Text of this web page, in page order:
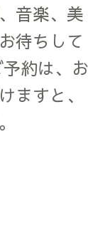
音楽、美
待ちして
約は、お
ますと、